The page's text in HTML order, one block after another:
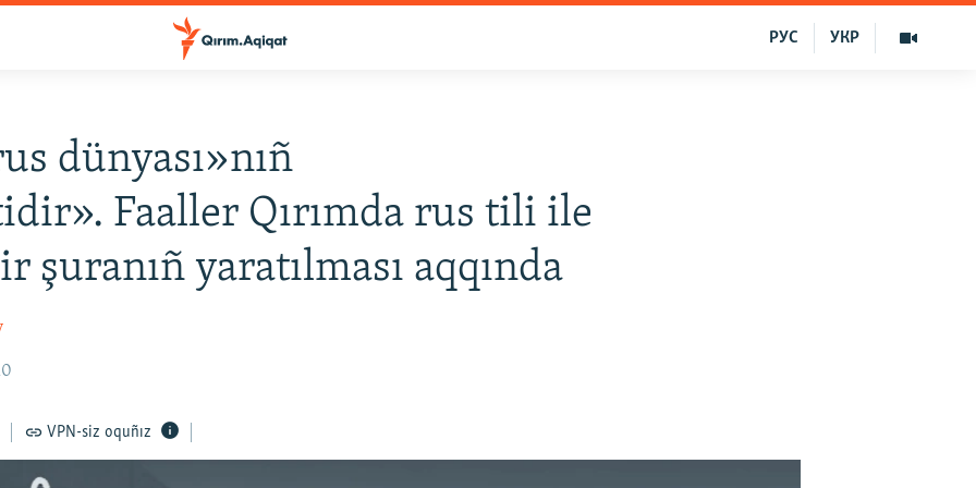
УКР
РУС
dünyası»nıñ
Faaller Qırımda rus tili ile
şuranıñ yaratılması aqqında
VPN-siz oquñız